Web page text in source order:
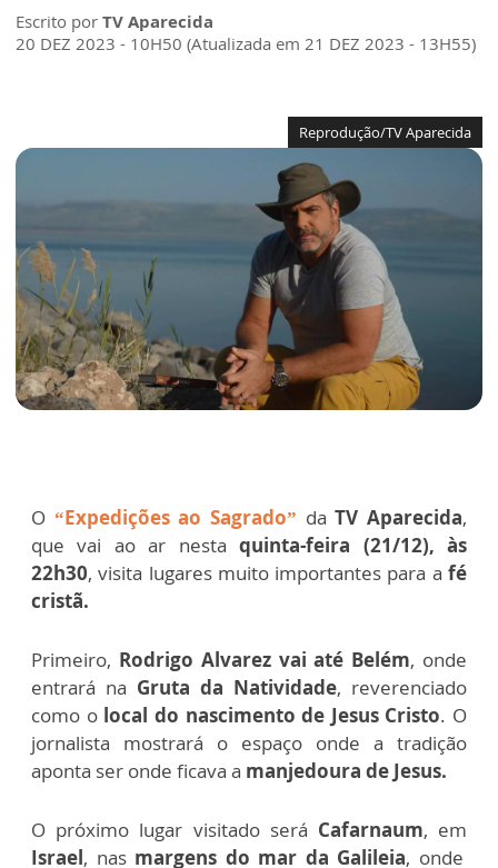
Escrito por TV Aparecida
20 DEZ 2023 - 10H50 (Atualizada em 21 DEZ 2023 - 13H55)
Reprodução/TV Aparecida
O “Expedições ao Sagrado” daTV Aparecida,
que vai ao ar nestaquinta-feira (21/12), às
22h30, visita lugares muito importantes para a fé
cristã.
Primeiro, Rodrigo Alvarez vai até Belém, onde
entrará na Gruta da Natividade, reverenciado
como o local do nascimento de Jesus Cristo. O
jornalista mostrará o espaço onde a tradição
aponta ser onde ficava a manjedoura de Jesus.
O próximo lugar visitado será Cafarnaum, em
Israel, nas margens do mar da Galileia, onde